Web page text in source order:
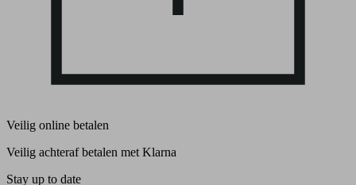
Veilig online betalen
Veilig achteraf betalen met Klarna
Stay up to date